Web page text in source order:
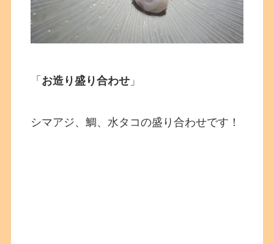
「 お造り盛り合わせ 」
シマアジ、鯛、水タコの盛り合わせです！